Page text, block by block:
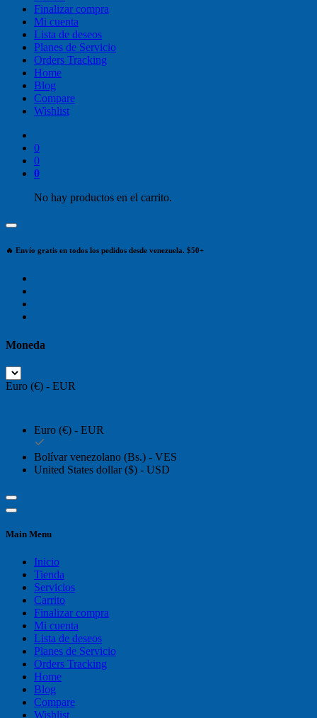
Finalizar compra
Mi cuenta
Lista de deseos
Planes de Servicio
Orders Tracking
Home
Blog
Compare
Wishlist
0
0
0
No hay productos en el carrito.
🔥 Envío gratis en todos los pedidos desde venezuela. $50+
Moneda
Euro (€) - EUR
Euro (€) - EUR
Bolívar venezolano (Bs.) - VES
United States dollar ($) - USD
Main Menu
Inicio
Tienda
Servicios
Carrito
Finalizar compra
Mi cuenta
Lista de deseos
Planes de Servicio
Orders Tracking
Home
Blog
Compare
Wishlist